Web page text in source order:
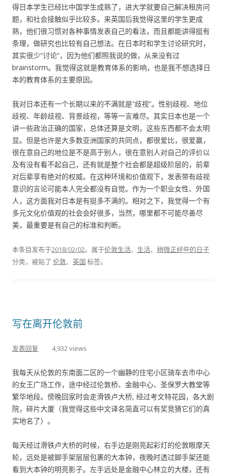
得日本学生已经比中国学生成熟了，进大学就要自己解决租房问
题，和社会接触似乎比较多。来英国后我觉得这里的学生更成
熟，他们很习惯对各种事情发表自己的看法，而且都能讲得挺有
条理，做研究也比较有自己想法。在日本时和学生讨论研究时，
其实很少“讨论”，因为他们都照我说的做，从来没有过
brainstorm。我觉得这就是教育体系的影响，也是我不想选择日
本的教育体系的主要原因。
我对日本还有一个长期以来的不满就是“歧视”。性别歧视、地位
歧视、年龄歧视、背景歧视，等等一言难尽。其实日本也是一个
讲一些政治正确的国家，总体还算是文明，这些东西都不会太明
显。但是也许是大多数亚洲国家的共同点，都很爱比，很爱赢，
很在意自己的地位是不是高于别人，很在意别人对自己的评价以
及有没有看不起自己，还有就是整个社会都是超级阶层的，前辈
对后辈享有绝对的权威。在这种环境和价值观下，发表带有歧视
意识的言论可能本人完全都没有自觉。作为一个职业女性、外国
人，这方面我对日本是有挺多不满的。相对之下，我觉得一个有
多元文化价值观的社会会好很多，当然，哪里都不可能尽善尽
美，最重要是有自己的标准和判断。
本条目发布于2018/02/02。属于伦敦生活、 生活、 稍微正经些的日子
分类，被贴了 伦敦、 英国 标签。
写在离开伦敦前
发表回复 4,932 views
我每天从伦敦的东南面二区的一个幽静的住宅小区骑车去市中心
的女王广场工作，途中经过伦敦桥、金融中心、圣保罗大教堂等
繁华地段。傍晚回家时会走滑铁卢大桥, 经过考文特花园，各大剧
院，碎片大厦（我觉得这些中文译名简直可以有奖竞猜它们的真
实地名了）。
每天经过滑铁卢大桥的时候，右手边是刚亮起彩灯的伦敦眼摩天
轮，远处是被脚手架层层包裹的大本钟，夜晚时透过脚手架还能
看到大本钟的明亮影子。左手远处是金融中心林立的大楼，还有